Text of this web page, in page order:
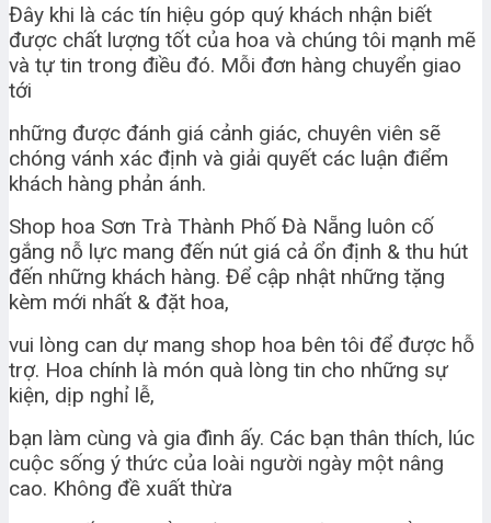
Đây khi là các tín hiệu góp quý khách nhận biết
được chất lượng tốt của hoa và chúng tôi mạnh mẽ
và tự tin trong điều đó. Mỗi đơn hàng chuyển giao
tới
những được đánh giá cảnh giác, chuyên viên sẽ
chóng vánh xác định và giải quyết các luận điểm
khách hàng phản ánh.
Shop hoa Sơn Trà Thành Phố Đà Nẵng luôn cố
gắng nỗ lực mang đến nút giá cả ổn định & thu hút
đến những khách hàng. Để cập nhật những tặng
kèm mới nhất & đặt hoa,
vui lòng can dự mang shop hoa bên tôi để được hỗ
trợ. Hoa chính là món quà lòng tin cho những sự
kiện, dịp nghỉ lễ,
bạn làm cùng và gia đình ấy. Các bạn thân thích, lúc
cuộc sống ý thức của loài người ngày một nâng
cao. Không đề xuất thừa